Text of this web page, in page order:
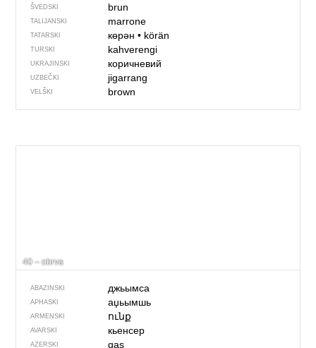
ŠVEDSKI brun
TALIJANSKI marrone
TATARSKI көрән• körän
TURSKI kahverengi
UKRAJINSKI коричневий
UZBEČKI jigarrang
VELŠKI brown
40 – obrva
ABAZINSKI джьымса
APHASKI аџьымшь
ARMENSKI ունք
AVARSKI кьенсер
AZERSKI qaş